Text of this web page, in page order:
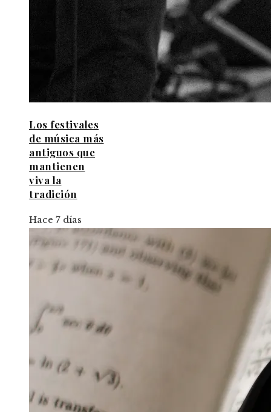
Los festivales
de música más
antiguos que
mantienen
viva la
tradición
Hace 7 días